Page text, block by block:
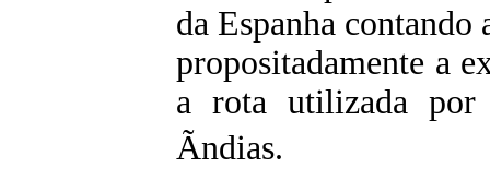
da Espanha
propositadamente a
a rota utilizada
Ãndias.